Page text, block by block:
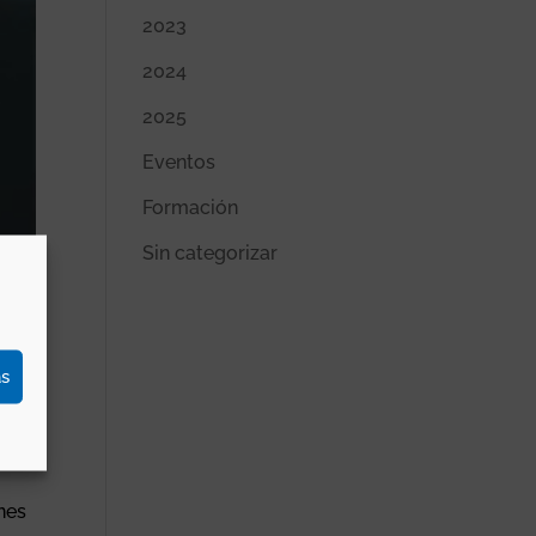
2023
2024
2025
Eventos
Formación
Sin categorizar